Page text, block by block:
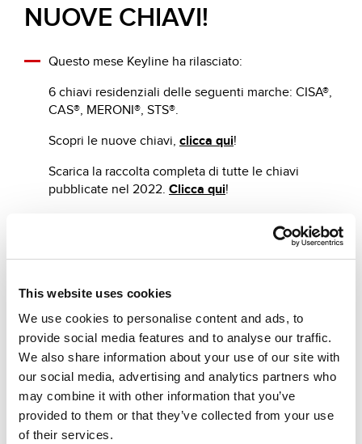
This website uses cookies
We use cookies to personalise content and ads, to
provide social media features and to analyse our traffic.
We also share information about your use of our site with
our social media, advertising and analytics partners who
may combine it with other information that you’ve
provided to them or that they’ve collected from your use
of their services.
NUOVE CHIAVI!
Questo mese Keyline ha rilasciato:
6 chiavi residenziali delle seguenti marche: CISA®,
CAS®, MERONI®, STS®.
Scopri le nuove chiavi, clicca qui!
Scarica la raccolta completa di tutte le chiavi
pubblicate nel 2022. Clicca qui!
Altre news che ti suggeriamo